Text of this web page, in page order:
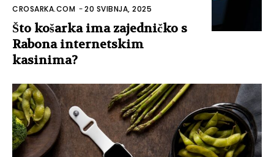
CROSARKA.COM -20 SVIBNJA, 2025
Što košarka ima zajedničko s
Rabona internetskim
kasinima?